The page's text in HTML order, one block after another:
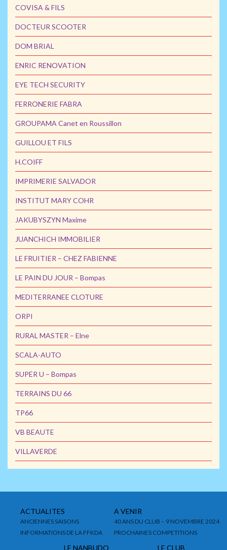
COVISA & FILS
DOCTEUR SCOOTER
DOM BRIAL
ENRIC RENOVATION
EYE TECH SECURITY
FERRONERIE FABRA
GROUPAMA Canet en Roussillon
GUILLOU ET FILS
H.COIFF
IMPRIMERIE SALVADOR
INSTITUT MARY COHR
JAKUBYSZYN Maxime
JUANCHICH IMMOBILIER
LE FRUITIER – CHEZ FABIENNE
LE PAIN DU JOUR – Bompas
MEDITERRANEE CLOTURE
ORPI
RURAL MASTER – Elne
SCALA-AUTO
SUPER U – Bompas
TERRAINS DU 66
TP66
VB BEAUTE
VILLAVERDE
ACTUALITES
ANCIENNES SAISONS
INFORMATIONS DE LA FFKDA
A VENIR
40 ANS DU CLUB – 9 NOVEMBRE 2024
PROCHAINES COMPETITIONS
LE NANBUDO LE CLUB